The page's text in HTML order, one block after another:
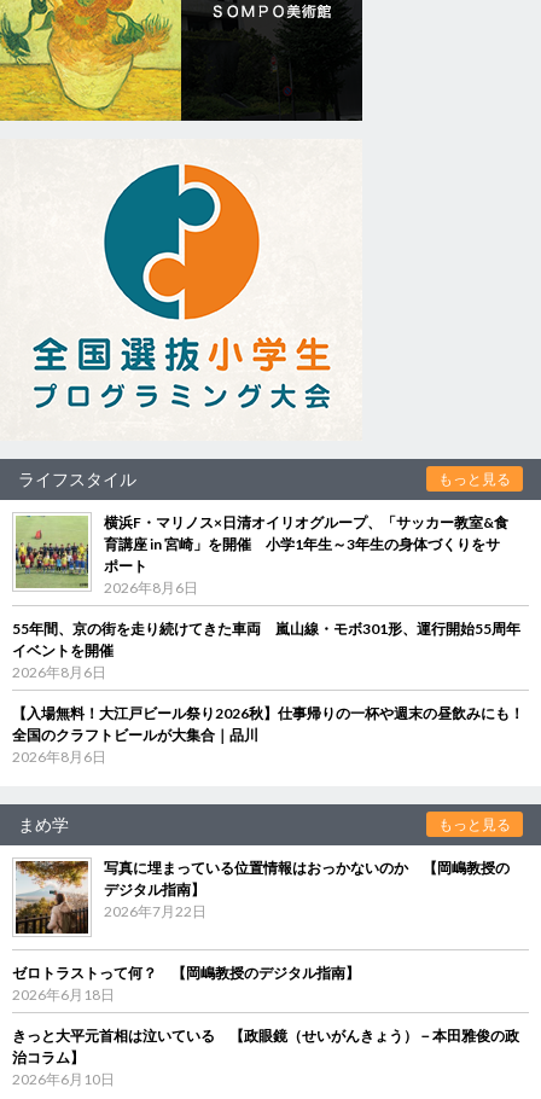
ライフスタイル もっと見る
横浜F・マリノス×日清オイリオグループ、「サッカー教室&食
育講座 in 宮崎」を開催 小学1年生～3年生の身体づくりをサ
ポート
2026年8月6日
55年間、京の街を走り続けてきた車両 嵐山線・モボ301形、運行開始55周年
イベントを開催
2026年8月6日
【入場無料！大江戸ビール祭り2026秋】仕事帰りの一杯や週末の昼飲みにも！
全国のクラフトビールが大集合｜品川
2026年8月6日
まめ学 もっと見る
写真に埋まっている位置情報はおっかないのか 【岡嶋教授の
デジタル指南】
2026年7月22日
ゼロトラストって何？ 【岡嶋教授のデジタル指南】
2026年6月18日
きっと大平元首相は泣いている 【政眼鏡（せいがんきょう）－本田雅俊の政
治コラム】
2026年6月10日